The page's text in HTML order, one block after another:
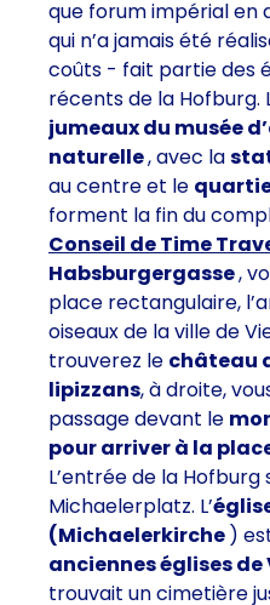
que forum impérial en
qui n’a jamais été
coûts - fait partie des
récents de la Hofburg.
jumeaux du musée
naturelle, avec la
au centre et le
forment la fin du
Conseil de Time
Habsburgergasse,
place rectangulaire,
oiseaux de la ville de
trouverez le château
lipizzans, à droite,
passage devant le
pour arriver à la
L’entrée de la
Michaelerplatz. L’
(Michaelerkirche )
anciennes églises de
trouvait un cimetière